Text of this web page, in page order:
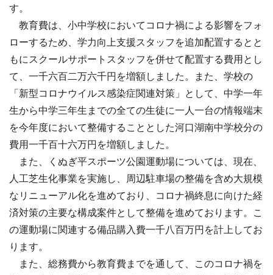
す。
教育費は、小中学校においてコロナ禍による影響をフォ
ローするため、学力向上支援スタッフを追加配置するとと
もにスクールサポートスタッフを併せて配置する費用とし
て、一千六百二万六千円を増額しました。また、学校の
「新型コロナウイルス感染症関連対策」として、中学一年
生から中学三年生までの全ての生徒に一人一台の情報端末
を今年度において整備することとした河口湖南中学校分の
費用一千百十六万円を増額しました。
また、くぬぎ平スポーツ公園運動場については、現在、
人工芝生化事業を実施し、周辺駐車場の整備を含め大規模
なリニューアル化を進めており、コロナ禍終息に向けた経
済対策の主要な構成案件として整備を進めております。こ
の運動場に関連する備品購入費一千八百万円を計上してお
ります。
また、総務費から教育費までを通して、このコロナ禍を